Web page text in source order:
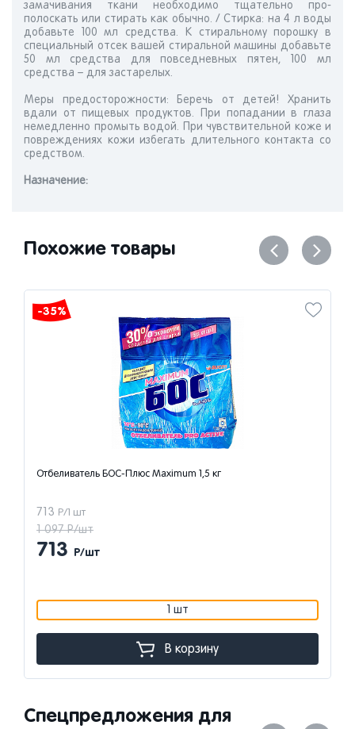
замачивания ткани необходимо тщательно про-
полоскать или стирать как обычно. / Стирка: на 4 л воды
добавьте 100 мл средства. К стиральному порошку в
специальный отсек вашей стиральной машины добавьте
50 мл средства для повседневных пятен, 100 мл
средства – для застарелых.
Меры предосторожности: Беречь от детей! Хранить
вдали от пищевых продуктов. При попадании в глаза
немедленно промыть водой. При чувствительной коже и
повреждениях кожи избегать длительного контакта со
средством.
Назначениe:
Похожие товары
-35%
Отбеливатель БОС-Плюс Maximum 1,5 кг
713 Р/1 шт
1 097 Р/шт
713 Р/шт
1 шт
В корзину
Спецпредложения для